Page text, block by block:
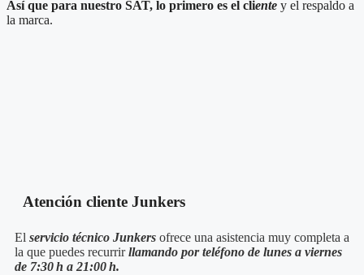
Así que para nuestro SAT, lo primero es el cliente y el respaldo a
la marca.
Atención cliente Junkers
El servicio técnico Junkers ofrece una asistencia muy completa a
la que puedes recurrirllamando por teléfono de lunes a viernes
de 7:30 h a 21:00 h.